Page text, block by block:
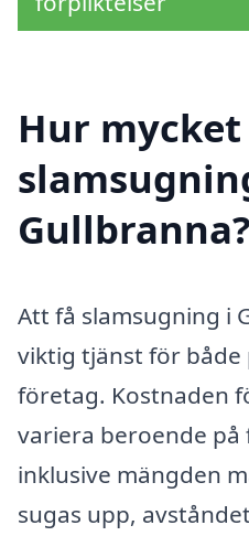
Hur
Gullbranna?
Att få slamsugning i
viktig tjänst för
företag. Kostnaden
variera beroende på
inklusive mängden
sugas upp,